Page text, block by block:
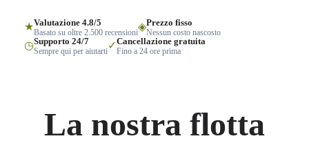
★Valutazione 4.8/5
Basato su oltre 2.500 recensioni◈Prezzo fisso
Nessun costo nascosto
◷Supporto 24/7
Sempre qui per aiutarti✓Cancellazione gratuita
Fino a 24 ore prima
La nostra flotta